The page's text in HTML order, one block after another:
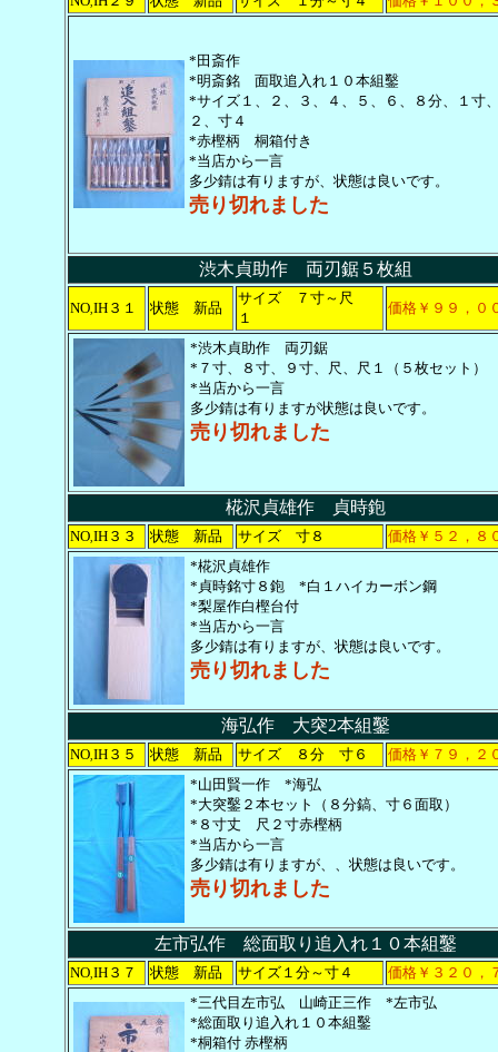
*田斎作
*明斎銘 面取追入れ１０本組鑿
*サイズ１、２、３、４、５、６、８分、１寸
２、寸４
*赤樫柄 桐箱付き
*当店から一言
多少錆は有りますが、状態は良いです。
売り切れました
渋木貞助作 両刃鋸５枚組
NO, IH３１ 状態 新品
サイズ ７寸～尺
１
価格￥９９，０
*渋木貞助作 両刃鋸
*７寸、８寸、９寸、尺、尺１（５枚セット）
*当店から一言
多少錆は有りますが状態は良いです。
売り切れました
椛沢貞雄作 貞時鉋
NO, IH３３ 状態 新品 サイズ 寸８
価格￥５２，８
*椛沢貞雄作
*貞時銘寸８鉋 *白１ハイカーボン鋼
*梨屋作白樫台付
*当店から一言
多少錆は有りますが、状態は良いです。
売り切れました
海弘作 大突2本組鑿
NO, IH３５ 状態 新品 サイズ ８分 寸６
価格￥７９，２
*山田賢一作 *海弘
*大突鑿２本セット（８分鎬、寸６面取）
*８寸丈 尺２寸赤樫柄
*当店から一言
多少錆は有りますが、、状態は良いです。
売り切れました
左市弘作 総面取り追入れ１０本組鑿
NO, IH３７ 状態 新品 サイズ１分～寸４
価格￥３２０，
*三代目左市弘 山崎正三作 *左市弘
*総面取り追入れ１０本組鑿
*桐箱付 赤樫柄